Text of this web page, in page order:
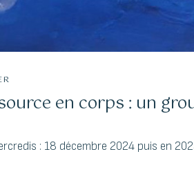
en corps : un
: 18 décembre 2024 puis en